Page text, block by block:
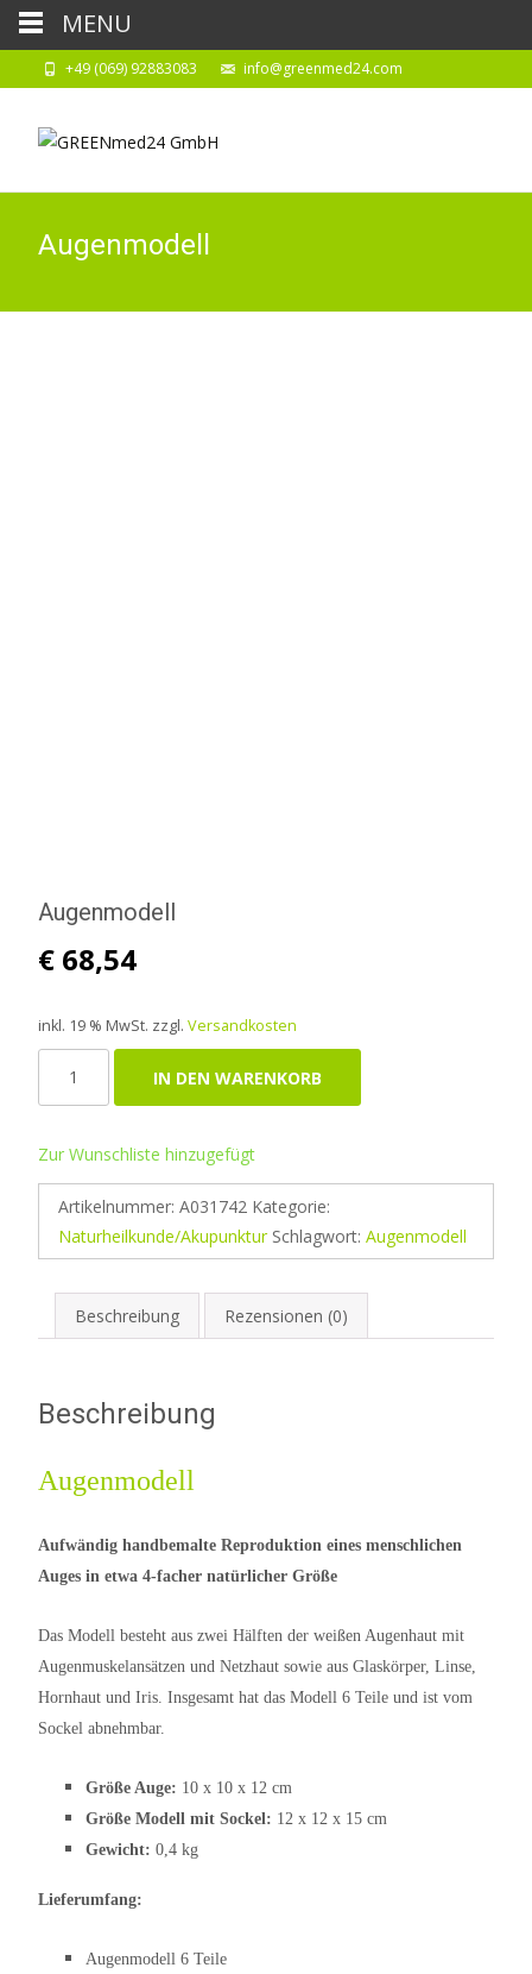
+49 (069) 92883083 info@greenmed24.com
Augenmodell
Augenmodell
€ 68,54
inkl. 19 % MwSt. zzgl. Versandkosten
IN DEN WARENKORB
Zur Wunschliste hinzugefügt
Artikelnummer: A031742 Kategorie:
Naturheilkunde/Akupunktur Schlagwort: Augenmodell
Beschreibung Rezensionen (0)
Beschreibung
Augenmodell
Aufwändig handbemalte Reproduktion eines menschlichen
Auges in etwa 4-facher natürlicher Größe
Das Modell besteht aus zwei Hälften der weißen Augenhaut mit
Augenmuskelansätzen und Netzhaut sowie aus Glaskörper, Linse,
Hornhaut und Iris. Insgesamt hat das Modell 6 Teile und ist vom
Sockel abnehmbar.
Größe Auge: 10 x 10 x 12 cm
Größe Modell mit Sockel: 12 x 12 x 15 cm
Gewicht: 0,4 kg
Lieferumfang:
Augenmodell 6 Teile
MENU